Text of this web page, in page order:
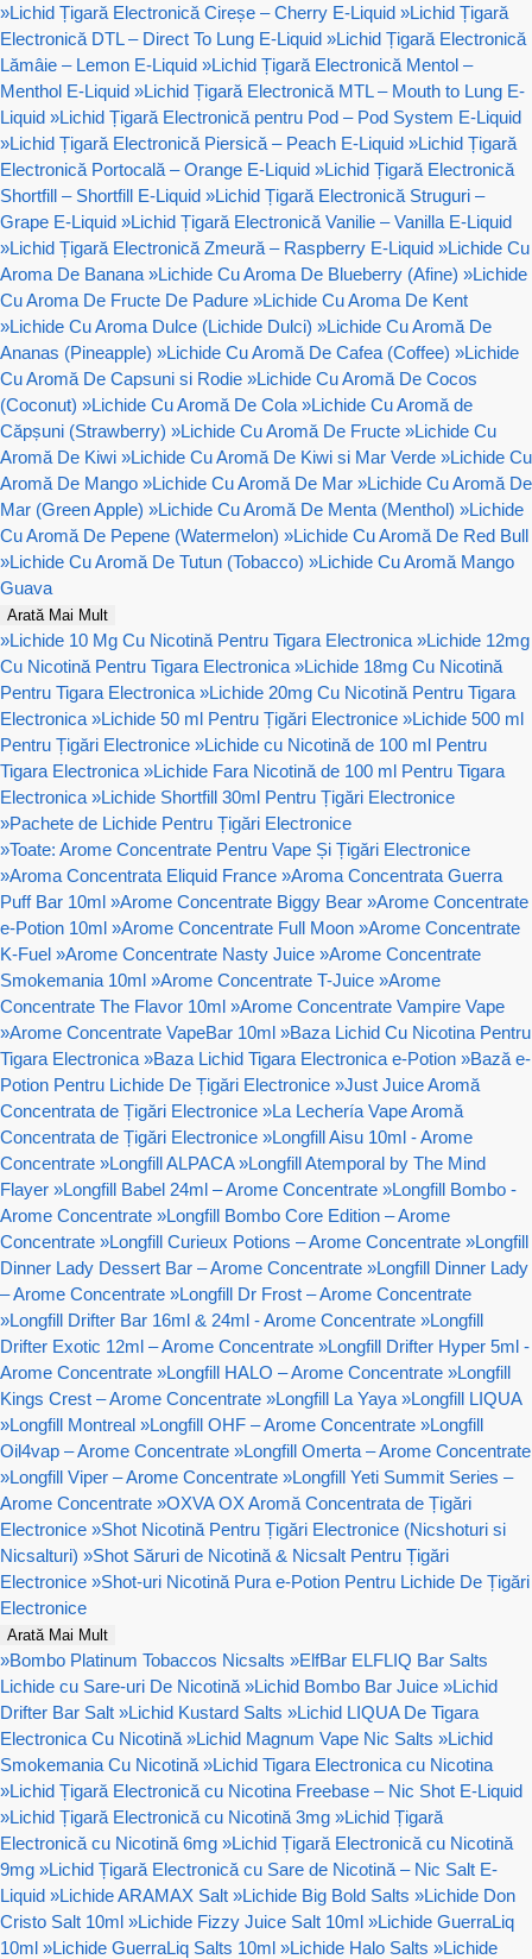
»Lichid Țigară Electronică Cireșe – Cherry E-Liquid »Lichid Țigară
Electronică DTL – Direct To Lung E-Liquid »Lichid Țigară Electronică
Lămâie – Lemon E-Liquid »Lichid Țigară Electronică Mentol –
Menthol E-Liquid »Lichid Țigară Electronică MTL – Mouth to Lung E-
Liquid »Lichid Țigară Electronică pentru Pod – Pod System E-Liquid
»Lichid Țigară Electronică Piersică – Peach E-Liquid »Lichid Țigară
Electronică Portocală – Orange E-Liquid »Lichid Țigară Electronică
Shortfill – Shortfill E-Liquid »Lichid Țigară Electronică Struguri –
Grape E-Liquid »Lichid Țigară Electronică Vanilie – Vanilla E-Liquid
»Lichid Țigară Electronică Zmeură – Raspberry E-Liquid »Lichide Cu
Aroma De Banana »Lichide Cu Aroma De Blueberry (Afine) »Lichide
Cu Aroma De Fructe De Padure »Lichide Cu Aroma De Kent
»Lichide Cu Aroma Dulce (Lichide Dulci) »Lichide Cu Aromă De
Ananas (Pineapple) »Lichide Cu Aromă De Cafea (Coffee) »Lichide
Cu Aromă De Capsuni si Rodie »Lichide Cu Aromă De Cocos
(Coconut) »Lichide Cu Aromă De Cola »Lichide Cu Aromă de
Căpșuni (Strawberry) »Lichide Cu Aromă De Fructe »Lichide Cu
Aromă De Kiwi »Lichide Cu Aromă De Kiwi si Mar Verde »Lichide Cu
Aromă De Mango »Lichide Cu Aromă De Mar »Lichide Cu Aromă De
Mar (Green Apple) »Lichide Cu Aromă De Menta (Menthol) »Lichide
Cu Aromă De Pepene (Watermelon) »Lichide Cu Aromă De Red Bull
»Lichide Cu Aromă De Tutun (Tobacco) »Lichide Cu Aromă Mango
Guava
Arată Mai Mult
»Lichide 10 Mg Cu Nicotină Pentru Tigara Electronica »Lichide 12mg
Cu Nicotină Pentru Tigara Electronica »Lichide 18mg Cu Nicotină
Pentru Tigara Electronica »Lichide 20mg Cu Nicotină Pentru Tigara
Electronica »Lichide 50 ml Pentru Țigări Electronice »Lichide 500 ml
Pentru Țigări Electronice »Lichide cu Nicotină de 100 ml Pentru
Tigara Electronica »Lichide Fara Nicotină de 100 ml Pentru Tigara
Electronica »Lichide Shortfill 30ml Pentru Țigări Electronice
»Pachete de Lichide Pentru Țigări Electronice
»Toate: Arome Concentrate Pentru Vape Și Țigări Electronice
»Aroma Concentrata Eliquid France »Aroma Concentrata Guerra
Puff Bar 10ml »Arome Concentrate Biggy Bear »Arome Concentrate
e-Potion 10ml »Arome Concentrate Full Moon »Arome Concentrate
K-Fuel »Arome Concentrate Nasty Juice »Arome Concentrate
Smokemania 10ml »Arome Concentrate T-Juice »Arome
Concentrate The Flavor 10ml »Arome Concentrate Vampire Vape
»Arome Concentrate VapeBar 10ml »Baza Lichid Cu Nicotina Pentru
Tigara Electronica »Baza Lichid Tigara Electronica e-Potion »Bază e-
Potion Pentru Lichide De Țigări Electronice »Just Juice Aromă
Concentrata de Țigări Electronice »La Lechería Vape Aromă
Concentrata de Țigări Electronice »Longfill Aisu 10ml - Arome
Concentrate »Longfill ALPACA »Longfill Atemporal by The Mind
Flayer »Longfill Babel 24ml – Arome Concentrate »Longfill Bombo -
Arome Concentrate »Longfill Bombo Core Edition – Arome
Concentrate »Longfill Curieux Potions – Arome Concentrate »Longfill
Dinner Lady Dessert Bar – Arome Concentrate »Longfill Dinner Lady
– Arome Concentrate »Longfill Dr Frost – Arome Concentrate
»Longfill Drifter Bar 16ml & 24ml - Arome Concentrate »Longfill
Drifter Exotic 12ml – Arome Concentrate »Longfill Drifter Hyper 5ml -
Arome Concentrate »Longfill HALO – Arome Concentrate »Longfill
Kings Crest – Arome Concentrate »Longfill La Yaya »Longfill LIQUA
»Longfill Montreal »Longfill OHF – Arome Concentrate »Longfill
Oil4vap – Arome Concentrate »Longfill Omerta – Arome Concentrate
»Longfill Viper – Arome Concentrate »Longfill Yeti Summit Series –
Arome Concentrate »OXVA OX Aromă Concentrata de Țigări
Electronice »Shot Nicotină Pentru Țigări Electronice (Nicshoturi si
Nicsalturi) »Shot Săruri de Nicotină & Nicsalt Pentru Țigări
Electronice »Shot-uri Nicotină Pura e-Potion Pentru Lichide De Țigări
Electronice
Arată Mai Mult
»Bombo Platinum Tobaccos Nicsalts »ElfBar ELFLIQ Bar Salts
Lichide cu Sare-uri De Nicotină »Lichid Bombo Bar Juice »Lichid
Drifter Bar Salt »Lichid Kustard Salts »Lichid LIQUA De Tigara
Electronica Cu Nicotină »Lichid Magnum Vape Nic Salts »Lichid
Smokemania Cu Nicotină »Lichid Tigara Electronica cu Nicotina
»Lichid Țigară Electronică cu Nicotina Freebase – Nic Shot E-Liquid
»Lichid Țigară Electronică cu Nicotină 3mg »Lichid Țigară
Electronică cu Nicotină 6mg »Lichid Țigară Electronică cu Nicotină
9mg »Lichid Țigară Electronică cu Sare de Nicotină – Nic Salt E-
Liquid »Lichide ARAMAX Salt »Lichide Big Bold Salts »Lichide Don
Cristo Salt 10ml »Lichide Fizzy Juice Salt 10ml »Lichide GuerraLiq
10ml »Lichide GuerraLiq Salts 10ml »Lichide Halo Salts »Lichide